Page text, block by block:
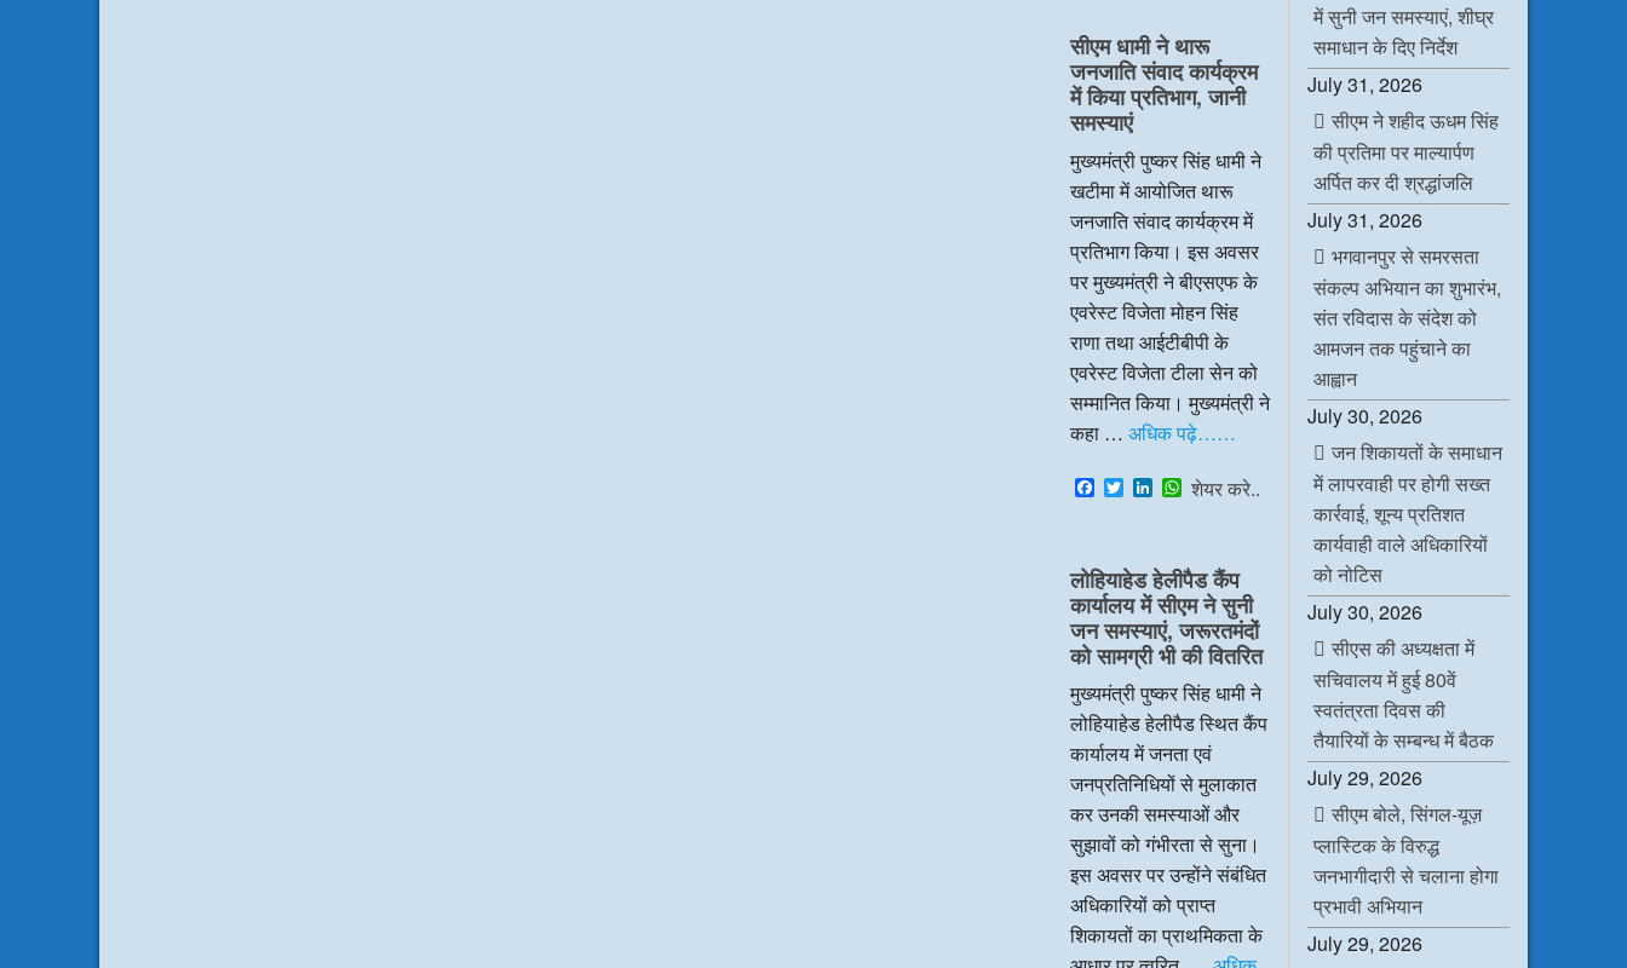
o
o
k
e
r
e
d
I
n
A
p
p
सीएम धामी ने थारू
जनजाति संवाद कार्यक्रम
में किया प्रतिभाग, जानी
समस्याएं
मुख्यमंत्री पुष्कर सिंह धामी ने
खटीमा में आयोजित थारू
जनजाति संवाद कार्यक्रम में
प्रतिभाग किया। इस अवसर
पर मुख्यमंत्री ने बीएसएफ के
एवरेस्ट विजेता मोहन सिंह
राणा तथा आईटीबीपी के
एवरेस्ट विजेता टीला सेन को
सम्मानित किया। मुख्यमंत्री ने
कहा … अधिक पढ़े……
F
a
b
o
o
k
T
w
t
e
r
L
i
e
d
I
n
W
h
s
A
p
p
शेयर करे..
लोहियाहेड हेलीपैड कैंप
कार्यालय में सीएम ने सुनी
जन समस्याएं, जरूरतमंदों
को सामग्री भी की वितरित
मुख्यमंत्री पुष्कर सिंह धामी ने
लोहियाहेड हेलीपैड स्थित कैंप
कार्यालय में जनता एवं
जनप्रतिनिधियों से मुलाकात
कर उनकी समस्याओं और
सुझावों को गंभीरता से सुना।
इस अवसर पर उन्होंने संबंधित
अधिकारियों को प्राप्त
शिकायतों का प्राथमिकता के
में सुनी जन समस्याएं, शीघ्र
समाधान के दिए निर्देश
July 31, 2026
सीएम ने शहीद ऊधम सिंह
की प्रतिमा पर माल्यार्पण
अर्पित कर दी श्रद्धांजलि
July 31, 2026
भगवानपुर से समरसता
संकल्प अभियान का शुभारंभ,
संत रविदास के संदेश को
आमजन तक पहुंचाने का
आह्वान
July 30, 2026
जन शिकायतों के समाधान
में लापरवाही पर होगी सख्त
कार्रवाई, शून्य प्रतिशत
कार्यवाही वाले अधिकारियों
को नोटिस
July 30, 2026
सीएस की अध्यक्षता में
सचिवालय में हुई 80वें
स्वतंत्रता दिवस की
तैयारियों के सम्बन्ध में बैठक
July 29, 2026
सीएम बोले, सिंगल-यूज़
प्लास्टिक के विरुद्ध
जनभागीदारी से चलाना होगा
प्रभावी अभियान
July 29, 2026